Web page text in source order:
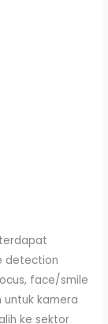
detection
face/smile
untuk kamera
ke sektor